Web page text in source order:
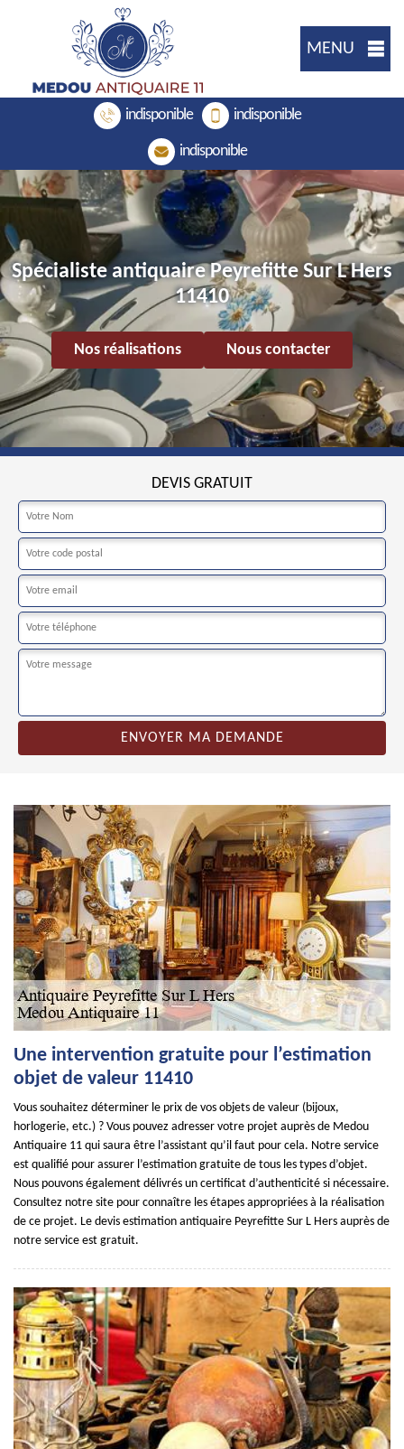
MENU
indisponible indisponible
indisponible
Spécialiste antiquaire Peyrefitte Sur L Hers
11410
Nos réalisations Nous contacter
DEVIS GRATUIT
Une intervention gratuite pour l’estimation
objet de valeur 11410
Vous souhaitez déterminer le prix de vos objets de valeur (bijoux,
horlogerie, etc.) ? Vous pouvez adresser votre projet auprès de Medou
Antiquaire 11 qui saura être l’assistant qu’il faut pour cela. Notre service
est qualifié pour assurer l’estimation gratuite de tous les types d’objet.
Nous pouvons également délivrés un certificat d’authenticité si nécessaire.
Consultez notre site pour connaître les étapes appropriées à la réalisation
de ce projet. Le devis estimation antiquaire Peyrefitte Sur L Hers auprès de
notre service est gratuit.